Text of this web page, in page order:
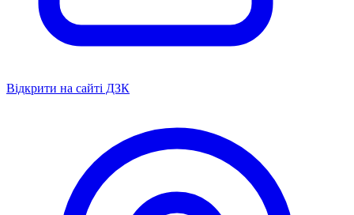
Відкрити на сайті ДЗК